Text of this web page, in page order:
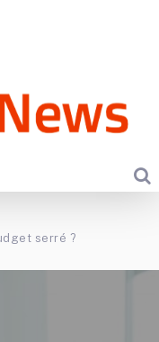
serré ?